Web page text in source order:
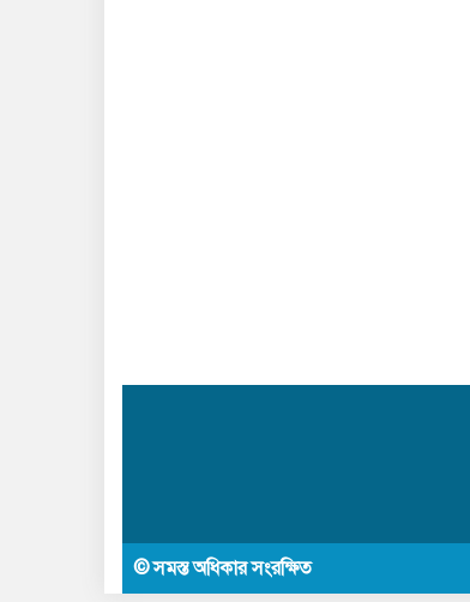
© সমস্ত অধিকার সংরক্ষিত